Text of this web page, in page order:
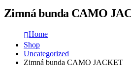
Zimná bunda CAMO
Home
Shop
Uncategorized
Zimná bunda CAMO JACKET